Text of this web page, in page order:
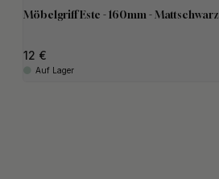
Möbelgriff Este - 160mm - Mattschwarz
12
Auf Lager